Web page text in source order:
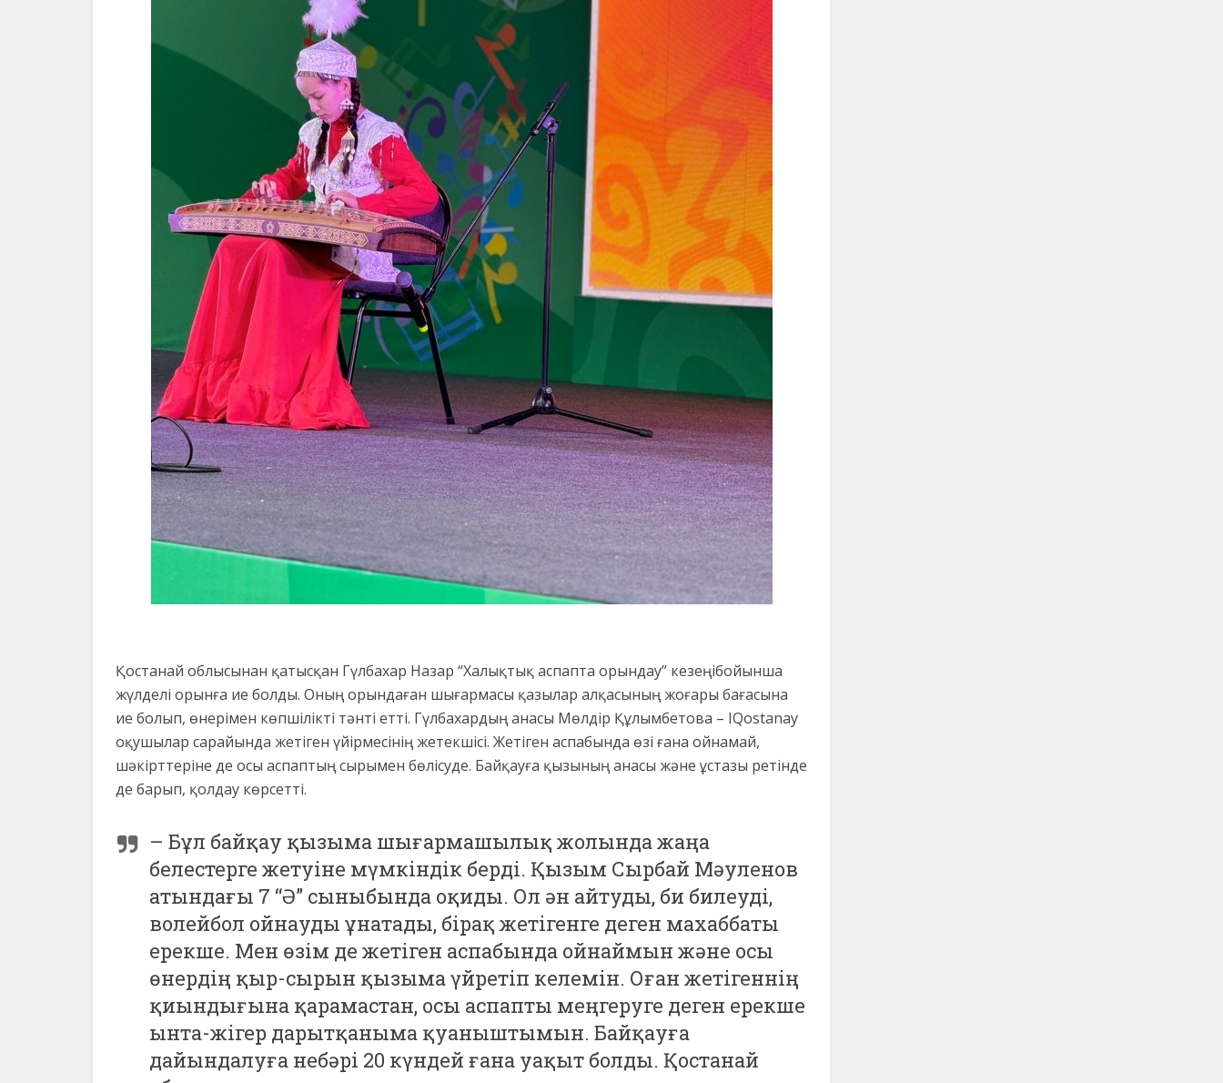
Қостанай облысынан қатысқан Гүлбахар Назар “Халықтық аспапта орындау” кезеңібойынша
жүлделі орынға ие болды. Оның орындаған шығармасы қазылар алқасының жоғары бағасына
ие болып, өнерімен көпшілікті тәнті етті. Гүлбахардың анасы Мөлдір Құлымбетова – IQostanay
оқушылар сарайында жетіген үйірмесінің жетекшісі. Жетіген аспабында өзі ғана ойнамай,
шәкірттеріне де осы аспаптың сырымен бөлісуде. Байқауға қызының анасы және ұстазы ретінде
де барып, қолдау көрсетті.
– Бұл байқау қызыма шығармашылық жолында жаңа
белестерге жетуіне мүмкіндік берді. Қызым Сырбай Мәуленов
атындағы 7 “Ә” сыныбында оқиды. Ол ән айтуды, би билеуді,
волейбол ойнауды ұнатады, бірақ жетігенге деген махаббаты
ерекше. Мен өзім де жетіген аспабында ойнаймын және осы
өнердің қыр-сырын қызыма үйретіп келемін. Оған жетігеннің
қиындығына қарамастан, осы аспапты меңгеруге деген ерекше
ынта-жігер дарытқаныма қуаныштымын. Байқауға
дайындалуға небәрі 20 күндей ғана уақыт болды. Қостанай